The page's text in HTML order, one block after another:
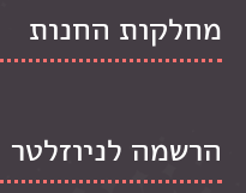
מחלקות החנות
הרשמה לניוזלטר